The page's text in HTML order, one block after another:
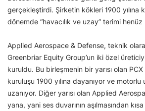
gerçekleştirdi. Şirketin kökleri 1900 yılına
dönemde “havacılık ve uzay” terimi henüz
Applied Aerospace & Defense, teknik
Greenbriar Equity Group’un iki özel
kuruldu. Bu birleşmenin bir yarısı olan PCX
kuruluşu 1900 yılına dayanıyor ve
uzanıyor. Diğer yarısı olan Applied
yana, yani ses duvarının aşılmasından